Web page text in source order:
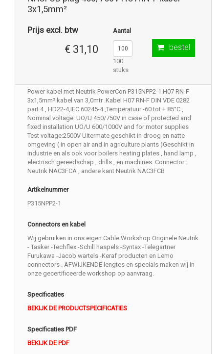
3x1,5mm²
Prijs excl. btw
€ 31,10
Aantal
100
stuks
bestel
Power kabel met Neutrik PowerCon P315NPP2-1 H07 RN-F
3x1,5mm² kabel van 3,0mtr .Kabel H07 RN-F DIN VDE 0282
part 4 , HD22-4,IEC 60245-4 ,Temperatuur -60 tot + 85°C ,
Nominal voltage: UO/U 450/750V in case of protected and
fixed installation UO/U 600/1000V and for motor supplies
Test voltage:2500V Uitermate geschikt in droog en natte
omgeving ( in open air and in agriculture plants )Geschikt in
industrie en als ook voor boilers heating plates , hand lamp ,
electrisch gereedschap , drills , en machines .Connector :
Neutrik NAC3FCA , andere kant Neutrik NAC3FCB
Artikelnummer
P315NPP2-1
Connectors en kabel
Wij gebruiken in ons eigen Cable Workshop Originele Neutrik
- Tasker -Techflex -Schill haspels -Syntax -Telegartner
Furukawa -Jacob wartels -Keraf producten en Lemo
connectors . AFWIJKENDE lengtes en specials maken wij in
onze gecertificeerde workshop op aanvraag.
Specificaties
BEKIJK DE PRODUCTSPECIFICATIES
Specificaties PDF
BEKIJK DE PDF